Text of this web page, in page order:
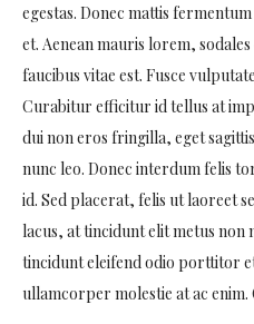
egestas. Donec mattis
et. Aenean mauris lorem,
faucibus vitae est. Fusce
Curabitur efficitur id tellus at
dui non eros fringilla, eget
nunc leo. Donec interdum felis
id. Sed placerat, felis ut laoreet
lacus, at tincidunt elit metus non
tincidunt eleifend odio porttitor
ullamcorper molestie at ac